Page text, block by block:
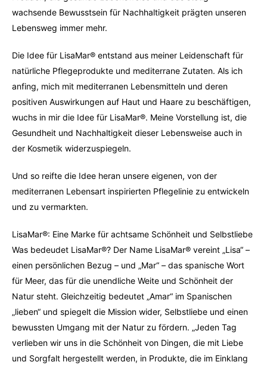
wachsende Bewusstsein für Nachhaltigkeit prägten unseren
Lebensweg immer mehr.
Die Idee für LisaMar® entstand aus meiner Leidenschaft für
natürliche Pflegeprodukte und mediterrane Zutaten. Als ich
anfing, mich mit mediterranen Lebensmitteln und deren
positiven Auswirkungen auf Haut und Haare zu beschäftigen,
wuchs in mir die Idee für LisaMar®. Meine Vorstellung ist, die
Gesundheit und Nachhaltigkeit dieser Lebensweise auch in
der Kosmetik widerzuspiegeln.
Und so reifte die Idee heran unsere eigenen, von der
mediterranen Lebensart inspirierten Pflegelinie zu entwickeln
und zu vermarkten.
LisaMar®: Eine Marke für achtsame Schönheit und Selbstliebe
Was bedeudet LisaMar®? Der Name LisaMar® vereint „Lisa“ –
einen persönlichen Bezug – und „Mar“ – das spanische Wort
für Meer, das für die unendliche Weite und Schönheit der
Natur steht. Gleichzeitig bedeutet „Amar“ im Spanischen
„lieben“ und spiegelt die Mission wider, Selbstliebe und einen
bewussten Umgang mit der Natur zu fördern. „Jeden Tag
verlieben wir uns in die Schönheit von Dingen, die mit Liebe
und Sorgfalt hergestellt werden, in Produkte, die im Einklang